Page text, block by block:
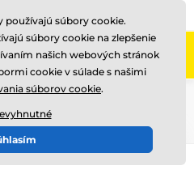
+421220255160
používajú súbory cookie.
súbory cookie na zlepšenie
našich webových stránok
cookie v súlade s našimi
súborov cookie.